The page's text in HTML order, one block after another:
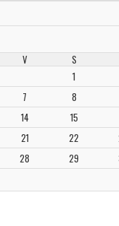
V
S
1
7
8
14
15
21 22
28 29